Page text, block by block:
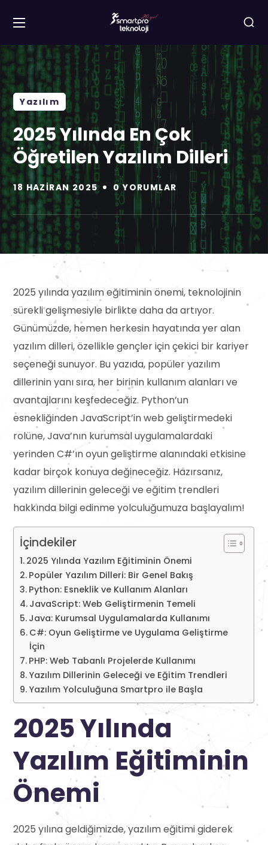
Yazılım
2025 Yılında En Çok
Öğretilen Yazılım Dilleri
18 HAZIRAN 2025 0 YORUMLAR
2025 yılında yazılım eğitiminin önemi, teknolojinin
sürekli gelişmesiyle birlikte daha da artıyor.
Günümüzde, hemen herkesin hayatında yer alan
yazılım dilleri, özellikle gençler için çekici bir kariyer
seçeneği sunuyor. Bu yazıda, popüler yazılım
dillerinin yanı sıra, her birinin kullanım alanları ve
avantajlarını keşfedeceğiz. Python’un
esnekliğinden JavaScript’in web geliştirmedeki
rolüne, Java’nın kurumsal uygulamalardaki
yerinden C#’ın oyun geliştirme alanındaki etkisine
kadar birçok konuya değineceğiz. Hazırsanız,
yazılım dillerinin geleceği ve eğitim trendleri
hakkında bilgi edinme yolculuğumuza başlayalım!
İçindekiler
2025 Yılında Yazılım Eğitiminin Önemi
Popüler Yazılım Dilleri: Bir Genel Bakış
Python: Esneklik ve Kullanım Alanları
JavaScript: Web Geliştirmenin Temeli
Java: Kurumsal Uygulamalarda Kullanımı
C#: Oyun Geliştirme ve Uygulama Geliştirme
İçin
PHP: Web Tabanlı Projelerde Kullanımı
Yazılım Dillerinin Geleceği ve Eğitim Trendleri
Yazılım Yolculuğuna Smartpro ile Başla
2025 Yılında
Yazılım Eğitiminin
Önemi
2025 yılına geldiğimizde, yazılım eğitimi giderek